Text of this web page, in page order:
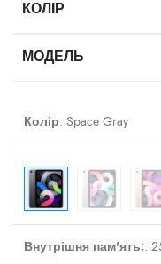
КОЛІР
МОДЕЛЬ
Колір: Space Gray
Внутрішня пам'ять::